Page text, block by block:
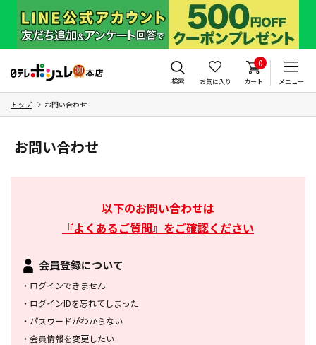
検索 お気に入り
0
カート メニュー
トップ お問い合わせ
お問い合わせ
以下のお問い合わせは
『よくあるご質問』をご確認ください
会員登録について
・ ログインできません
・ ログインIDを忘れてしまった
・ パスワードがわからない
・ 会員情報を変更したい